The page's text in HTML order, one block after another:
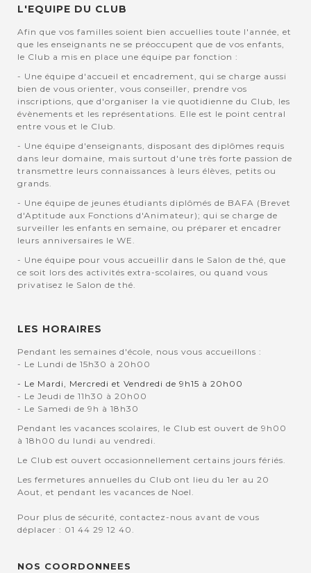
L'EQUIPE DU CLUB
Afin que vos familles soient bien accuellies toute l'année, et
que les enseignants ne se préoccupent que de vos enfants,
le Club a mis en place une équipe par fonction :
- Une équipe d'accueil et encadrement, qui se charge aussi
bien de vous orienter, vous conseiller, prendre vos
inscriptions, que d'organiser la vie quotidienne du Club, les
évènements et les représentations. Elle est le point central
entre vous et le Club.
- Une équipe d'enseignants, disposant des diplômes requis
dans leur domaine, mais surtout d'une très forte passion de
transmettre leurs connaissances à leurs élèves, petits ou
grands.
- Une équipe de jeunes étudiants diplômés de BAFA (Brevet
d'Aptitude aux Fonctions d'Animateur); qui se charge de
surveiller les enfants en semaine, ou préparer et encadrer
leurs anniversaires le WE.
- Une équipe pour vous accueillir dans le Salon de thé, que
ce soit lors des activités extra-scolaires, ou quand vous
privatisez le Salon de thé.
LES HORAIRES
Pendant les semaines d'école, nous vous accueillons :
- Le Lundi de 15h30 à 20h00
- Le Mardi, Mercredi et Vendredi de 9h15 à 20h00
- Le Jeudi de 11h30 à 20h00
- Le Samedi de 9h à 18h30
Pendant les vacances scolaires, le Club est ouvert de 9h00
à 18h00 du lundi au vendredi.
Le Club est ouvert occasionnellement certains jours fériés.
Les fermetures annuelles du Club ont lieu du 1er au 20
Aout, et pendant les vacances de Noel.
Pour plus de sécurité, contactez-nous avant de vous
déplacer : 01 44 29 12 40.
NOS COORDONNEES